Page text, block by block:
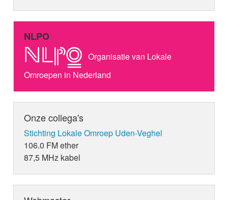
NLPO
Organisatie van Lokale
Omroepen in Nederland
Onze collega's
Stichting Lokale Omroep Uden-Veghel
106.0 FM ether
87,5 MHz kabel